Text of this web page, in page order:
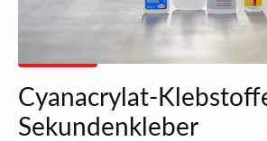
Cyanacrylat-
Sekundenkleber